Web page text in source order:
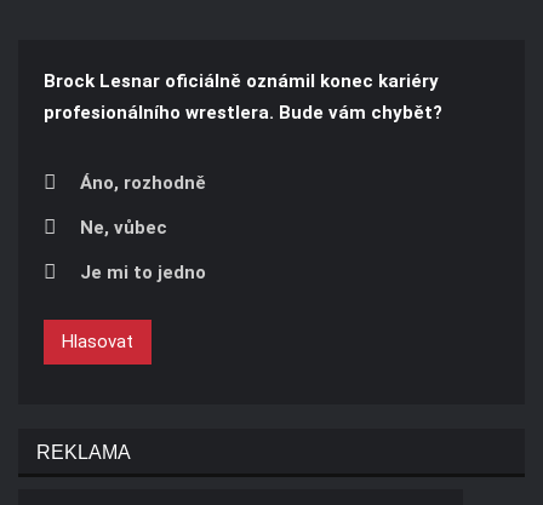
Brock Lesnar oficiálně oznámil konec kariéry
profesionálního wrestlera. Bude vám chybět?
Áno, rozhodně
Ne, vůbec
Je mi to jedno
Hlasovat
REKLAMA